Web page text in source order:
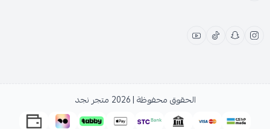
الحقوق محفوظة | 2026 متجر نجد